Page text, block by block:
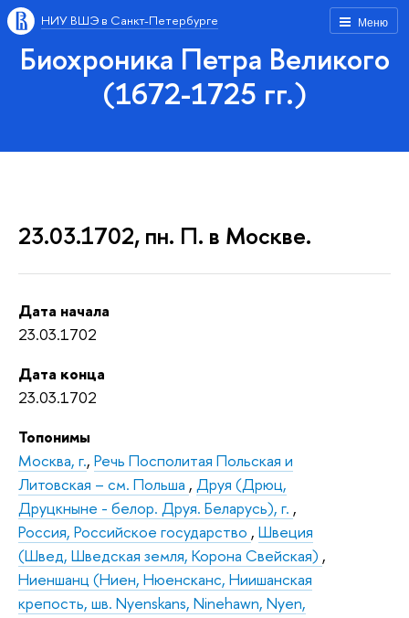
Меню
НИУ ВШЭ в Санкт-Петербурге
Биохроника Петра Великого
(1672-1725 гг.)
23.03.1702, пн. П. в Москве.
Дата начала
23.03.1702
Дата конца
23.03.1702
Топонимы
Москва, г., Речь Посполитая Польская и
Литовская – см. Польша , Друя (Дрюц,
Друцкныне - белор. Друя. Беларусь), г. ,
Россия, Российское государство , Швеция
(Швед, Шведская земля, Корона Свейская) ,
Ниеншанц (Ниен, Нюенсканс, Ниишанская
крепость, шв. Nyenskans, Ninehawn, Nyen,